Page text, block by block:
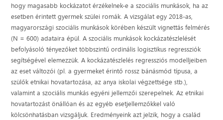
hogy magasabb kockázatot érzékelnek-e a szociális munkások, ha az
esetben érintett gyermek szülei romák. A vizsgálat egy 2018-as,
magyarországi szociális munkások körében készült vignettás felmérés
(N = 600) adataira épül. A szociális munkások kockázatészlelését
befolyásoló tényezőket többszintű ordinális logisztikus regressziók
segítségével elemezzük. A kockázatészlelés regressziós modelljeiben
az eset változói (pl. a gyermeket érintő rossz bánásmód típusa, a
szülők etnikai hovatartozása, az anya iskolai végzettsége stb.),
valamint a szociális munkás egyéni jellemzői szerepelnek. Az etnikai
hovatartozást önállóan és az egyéb esetjellemzőkkel való
kölcsönhatásban vizsgáljuk. Eredményeink azt jelzik, hogy a család